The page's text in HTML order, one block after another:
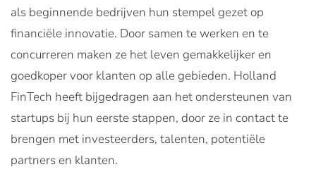
als beginnende bedrijven hun stempel gezet op
financiële innovatie. Door samen te werken en te
concurreren maken ze het leven gemakkelijker en
goedkoper voor klanten op alle gebieden. Holland
FinTech heeft bijgedragen aan het ondersteunen van
startups bij hun eerste stappen, door ze in contact te
brengen met investeerders, talenten, potentiële
partners en klanten.